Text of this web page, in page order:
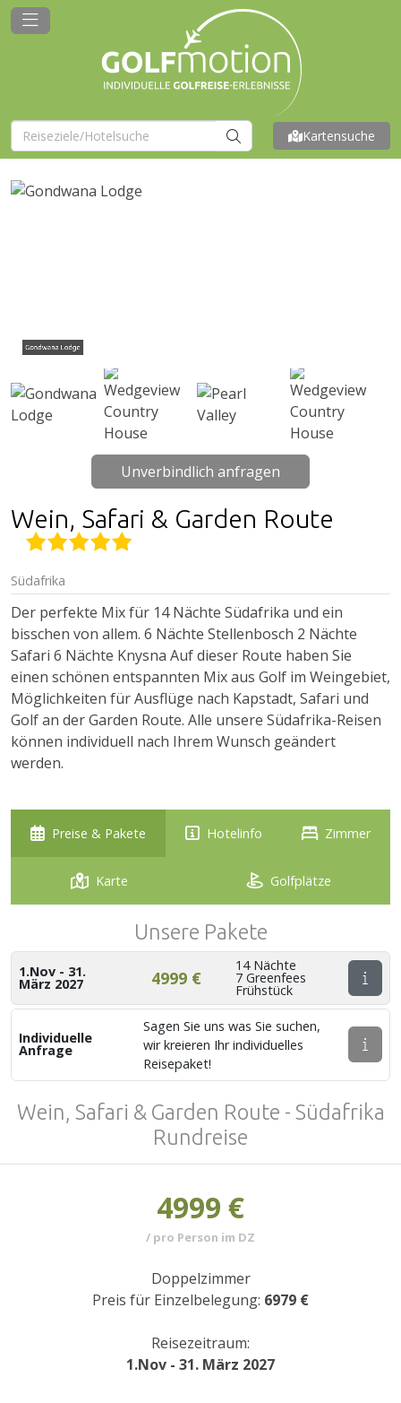
Kartensuche
Gondwana Lodge
Unverbindlich anfragen
Wein, Safari & Garden Route
Südafrika
Der perfekte Mix für 14 Nächte Südafrika und ein
bisschen von allem. 6 Nächte Stellenbosch 2 Nächte
Safari 6 Nächte Knysna Auf dieser Route haben Sie
einen schönen entspannten Mix aus Golf im Weingebiet,
Möglichkeiten für Ausflüge nach Kapstadt, Safari und
Golf an der Garden Route. Alle unsere Südafrika-Reisen
können individuell nach Ihrem Wunsch geändert
werden.
Preise & Pakete Hotelinfo Zimmer
Karte Golfplätze
Unsere Pakete
1.Nov - 31.
März 2027 4999 €
14 Nächte
7 Greenfees
Frühstück
Individuelle
Anfrage
Sagen Sie uns was Sie suchen,
wir kreieren Ihr individuelles
Reisepaket!
Wein, Safari & Garden Route - Südafrika
Rundreise
4999 €
/ pro Person im DZ
Doppelzimmer
Preis für Einzelbelegung: 6979 €
Reisezeitraum:
1.Nov - 31. März 2027